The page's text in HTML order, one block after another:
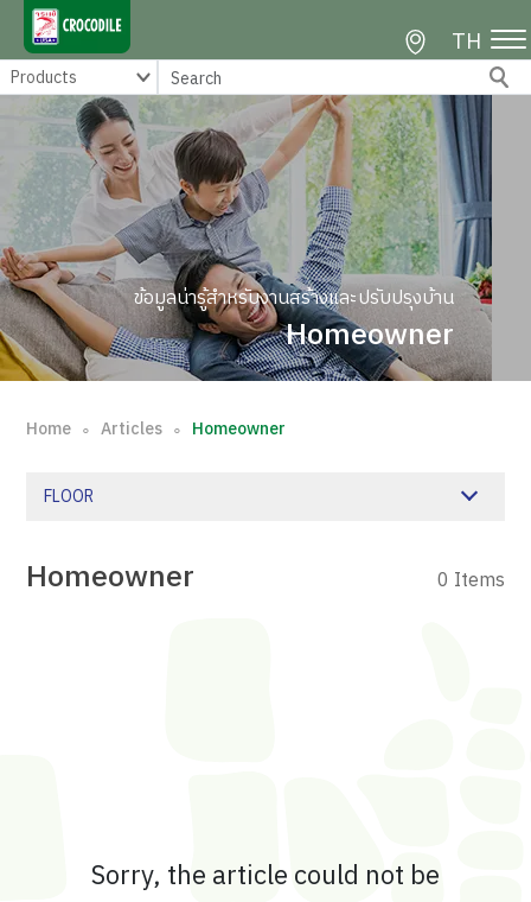
TH
ข้อมูลน่ารู้สำหรับงานสร้างและปรับปรุงบ้าน
Homeowner
Home ∘ Articles ∘ Homeowner
FLOOR
Homeowner 0 Items
Sorry, the article could not be